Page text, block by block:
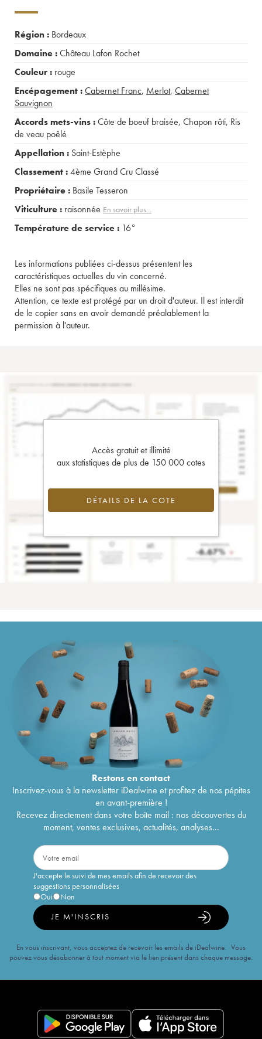
Région : Bordeaux
Domaine :Château Lafon Rochet
Couleur : rouge
Encépagement :Cabernet Franc, Merlot, Cabernet
Sauvignon
Accords mets-vins :Côte de boeuf braisée, Chapon rôti, Ris
de veau poêlé
Appellation : Saint-Estèphe
Classement :4ème Grand Cru Classé
Propriétaire : Basile Tesseron
Viticulture : raisonnée En savoir plus...
Température de service : 16°
Les informations publiées ci-dessus présentent les
caractéristiques actuelles du vin concerné.
Elles ne sont pas spécifiques au millésime.
Attention, ce texte est protégé par un droit d'auteur. Il est interdit
de le copier sans en avoir demandé préalablement la
permission à l'auteur.
Accès gratuit et illimité
aux statistiques de plus de 150 000 cotes
DÉTAILS DE LA COTE
Restons encontact
Inscrivez-vous à la newsletter iDealwine et profitez de nos pépites
en avant-première !
Recevez directement dans votre boîte mail : nos découvertes du
moment, ventes exclusives, actualités, analyses...
J'accepte le suivi de mes emails afin de recevoir des
suggestions personnalisées
Oui
Non
JE M'INSCRIS
En vous inscrivant, vous acceptez de recevoir les emails de iDealwine. Vous
pouvez vous désabonner à tout moment via le lien présent dans chaque message.